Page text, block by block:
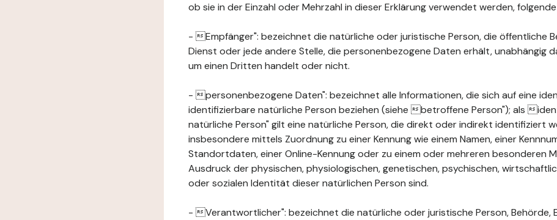
ob sie in der Einzahl oder Mehrzahl in dieser Erklärung verwendet werden,
- Empfänger": bezeichnet die natürliche oder juristische Person, die öffentliche
Dienst oder jede andere Stelle, die personenbezogene Daten erhält, unabhängig
um einen Dritten handelt oder nicht.
- personenbezogene Daten": bezeichnet alle Informationen, die sich auf eine
identifizierbare natürliche Person beziehen (siehe betroffene Person"); als
natürliche Person" gilt eine natürliche Person, die direkt oder indirekt identifiziert
insbesondere mittels Zuordnung zu einer Kennung wie einem Namen, einer
Standortdaten, einer Online-Kennung oder zu einem oder mehreren besonderen
Ausdruck der physischen, physiologischen, genetischen, psychischen,
oder sozialen Identität dieser natürlichen Person sind.
- Verantwortlicher": bezeichnet die natürliche oder juristische Person, Behörde,